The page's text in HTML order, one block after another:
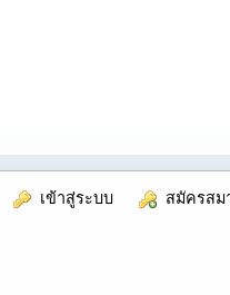
เข้าสู่ระบบ สมัครสม